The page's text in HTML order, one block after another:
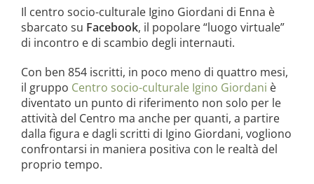
notizie
Il centro socio-culturale Igino Giordani di Enna è
sbarcato su Facebook, il popolare “luogo virtuale”
di incontro e di scambio degli internauti.
Con ben 854 iscritti, in poco meno di quattro mesi,
il gruppo Centro socio-culturale Igino Giordani è
diventato un punto di riferimento non solo per le
attività del Centro ma anche per quanti, a partire
dalla figura e dagli scritti di Igino Giordani, vogliono
confrontarsi in maniera positiva con le realtà del
proprio tempo.